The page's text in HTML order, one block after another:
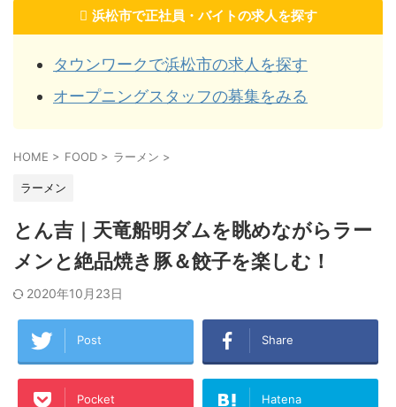
浜松市で正社員・バイトの求人を探す
タウンワークで浜松市の求人を探す
オープニングスタッフの募集をみる
HOME > FOOD > ラーメン >
ラーメン
とん吉｜天竜船明ダムを眺めながらラー
メンと絶品焼き豚＆餃子を楽しむ！
2020年10月23日
Post Share
Pocket Hatena